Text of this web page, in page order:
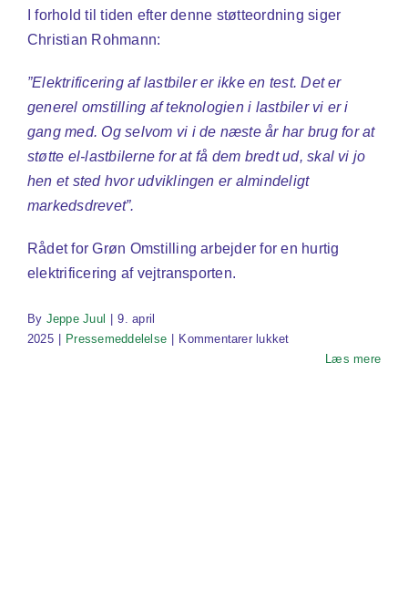
I forhold til tiden efter denne støtteordning siger
Christian Rohmann:
”Elektrificering af lastbiler er ikke en test. Det er
generel omstilling af teknologien i lastbiler vi er i
gang med. Og selvom vi i de næste år har brug for at
støtte el-lastbilerne for at få dem bredt ud, skal vi jo
hen et sted hvor udviklingen er almindeligt
markedsdrevet”.
Rådet for Grøn Omstilling arbejder for en hurtig
elektrificering af vejtransporten.
By Jeppe Juul
9. april
2025
Pressemeddelelse Kommentarer lukkettil
Læs mere